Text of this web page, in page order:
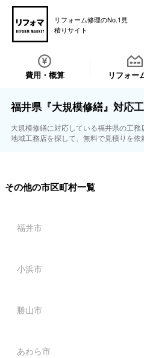
リフォーム修理のNo.1見
積りサイト
費用・概算 リフォー
福井県『大規模修繕』対応
大規模修繕に対応している福井県の工
地域工務店を探して、無料で見積りを依
その他の市区町村一覧
福井市
小浜市
勝山市
あわら市